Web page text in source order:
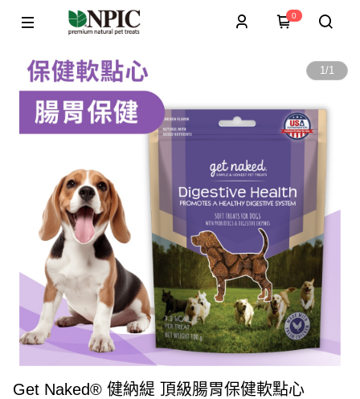
0
1/1
Get Naked® 健納緹 頂級腸胃保健軟點心